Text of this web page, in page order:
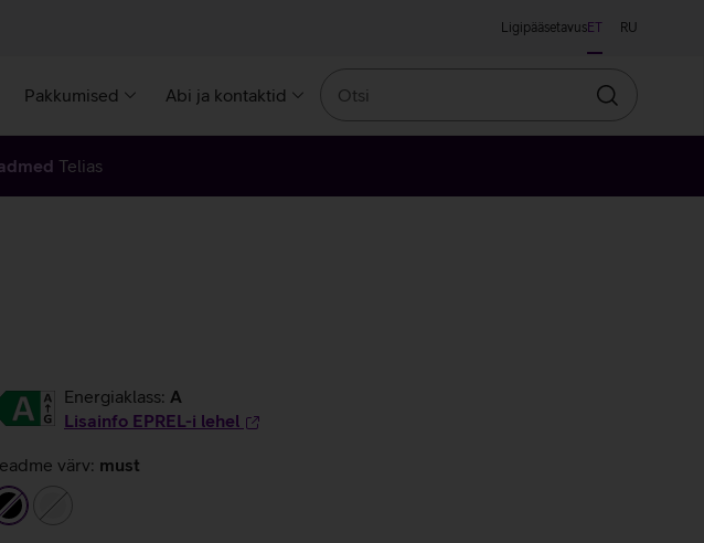
LigipääsetavusET RU
Pakkumised Abi ja kontaktid
Otsin
Telias
Energiaklass: A
Lisainfo EPREL-i lehel
värv: must
must
valge